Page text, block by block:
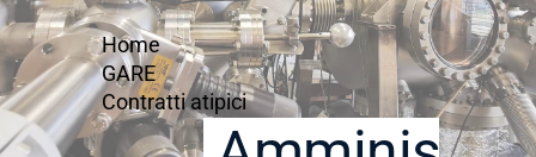
Home
GARE
Contratti atipici